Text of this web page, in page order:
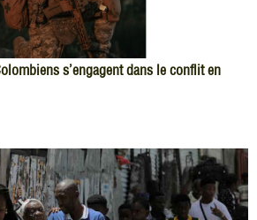
s’engagent dans le conflit en